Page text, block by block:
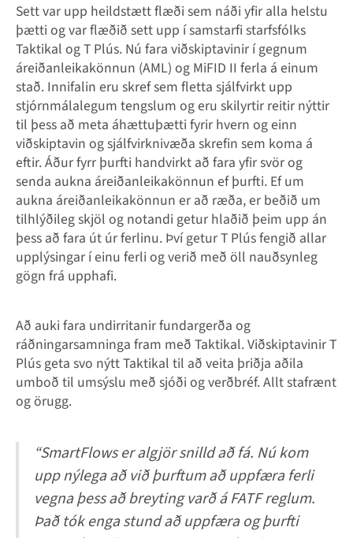
Sett var upp heildstætt flæði sem náði yfir alla helstu
þætti og var flæðið sett upp í samstarfi starfsfólks
Taktikal og T Plús. Nú fara viðskiptavinir í gegnum
áreiðanleikakönnun (AML) og MiFID II ferla á einum
stað. Innifalin eru skref sem fletta sjálfvirkt upp
stjórnmálalegum tengslum og eru skilyrtir reitir nýttir
til þess að meta áhættuþætti fyrir hvern og einn
viðskiptavin og sjálfvirknivæða skrefin sem koma á
eftir. Áður fyrr þurfti handvirkt að fara yfir svör og
senda aukna áreiðanleikakönnun ef þurfti. Ef um
aukna áreiðanleikakönnun er að ræða, er beðið um
tilhlýðileg skjöl og notandi getur hlaðið þeim upp án
þess að fara út úr ferlinu. Því getur T Plús fengið allar
upplýsingar í einu ferli og verið með öll nauðsynleg
gögn frá upphafi.
Að auki fara undirritanir fundargerða og
ráðningarsamninga fram með Taktikal. Viðskiptavinir T
Plús geta svo nýtt Taktikal til að veita þriðja aðila
umboð til umsýslu með sjóði og verðbréf. Allt stafrænt
og örugg.
“SmartFlows er algjör snilld að fá. Nú kom
upp nýlega að við þurftum að uppfæra ferli
vegna þess að breyting varð á FATF reglum.
Það tók enga stund að uppfæra og þurfti